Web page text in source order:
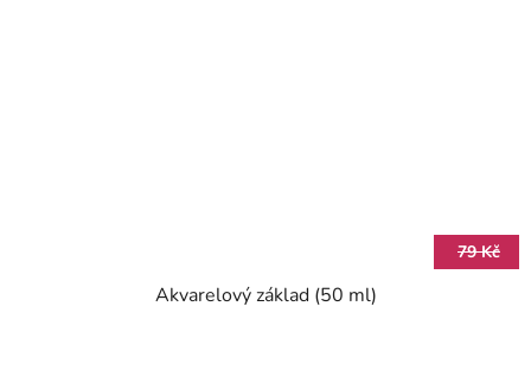
79 Kč
Akvarelový základ (50 ml)